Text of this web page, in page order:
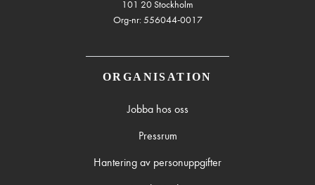
101 20 Stockholm
Org-nr: 556044-0017
ORGANISATION
Jobba hos oss
Pressrum
Hantering av personuppgifter